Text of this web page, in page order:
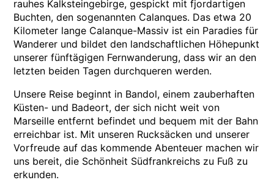
rauhes Kalksteingebirge, gespickt mit fjordartigen
Buchten, den sogenannten Calanques. Das etwa 20
Kilometer lange Calanque-Massiv ist ein Paradies für
Wanderer und bildet den landschaftlichen Höhepunkt
unserer fünftägigen Fernwanderung, dass wir an den
letzten beiden Tagen durchqueren werden.
Unsere Reise beginnt in Bandol, einem zauberhaften
Küsten- und Badeort, der sich nicht weit von
Marseille entfernt befindet und bequem mit der Bahn
erreichbar ist. Mit unseren Rucksäcken und unserer
Vorfreude auf das kommende Abenteuer machen wir
uns bereit, die Schönheit Südfrankreichs zu Fuß zu
erkunden.